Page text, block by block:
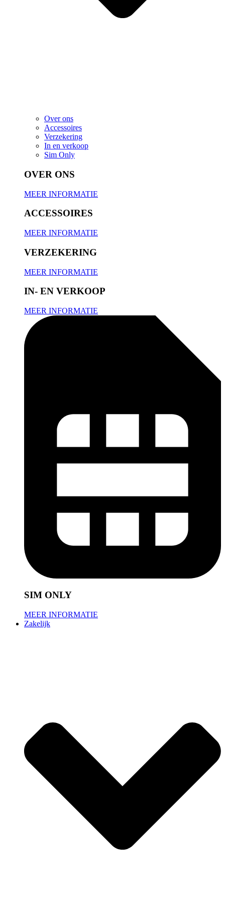
Over ons
Accessoires
Verzekering
In en verkoop
Sim Only
OVER ONS
MEER INFORMATIE
ACCESSOIRES
MEER INFORMATIE
VERZEKERING
MEER INFORMATIE
IN- EN VERKOOP
MEER INFORMATIE
SIM ONLY
MEER INFORMATIE
Zakelijk